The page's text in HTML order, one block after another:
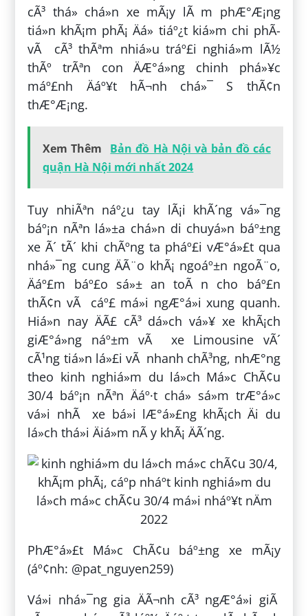
cÃ³ thá» chá»n xe mÃ¡y lÃ m phÆ°Æ¡ng
tiá»n khÃ¡m phÃ¡ Äá» tiáº¿t kiá»m chi phÃ­
vÃ cÃ³ thÃªm nhiá»u tráº£i nghiá»m lÃ½
thÃº trÃªn con ÄÆ°á»ng chinh phá»¥c
máº£nh Äáº¥t hÃ¬nh chá»¯ S thÃ¢n
thÆ°Æ¡ng.
Xem Thêm
Bản đồ Hà Nội và bản đồ các
quận Hà Nội mới nhất 2024
Tuy nhiÃªn náº¿u tay lÃ¡i khÃ´ng vá»¯ng
báº¡n nÃªn lá»±a chá»n di chuyá»n báº±ng
xe Ã´ tÃ´ khi chÃºng ta pháº£i vÆ°á»£t qua
nhá»¯ng cung ÄÃ¨o khÃ¡ ngoáº±n ngoÃ¨o,
Äáº£m báº£o sá»± an toÃ n cho báº£n
thÃ¢n vÃ cáº£ má»i ngÆ°á»i xung quanh.
Hiá»n nay ÄÃ£ cÃ³ dá»ch vá»¥ xe khÃ¡ch
giÆ°á»ng náº±m vÃ xe Limousine vÃ´
cÃ¹ng tiá»n lá»£i vÃ nhanh chÃ³ng, nhÆ°ng
theo kinh nghiá»m du lá»ch Má»c ChÃ¢u
30/4 báº¡n nÃªn Äáº·t chá» sá»m trÆ°á»c
vá»i nhÃ xe bá»i lÆ°á»£ng khÃ¡ch Äi du
lá»ch thá»i Äiá»m nÃ y khÃ¡ ÄÃ´ng.
PhÆ°á»£t Má»c ChÃ¢u báº±ng xe mÃ¡y
(áº¢nh: @pat_nguyen259)
Vá»i nhá»¯ng gia ÄÃ¬nh cÃ³ ngÆ°á»i giÃ